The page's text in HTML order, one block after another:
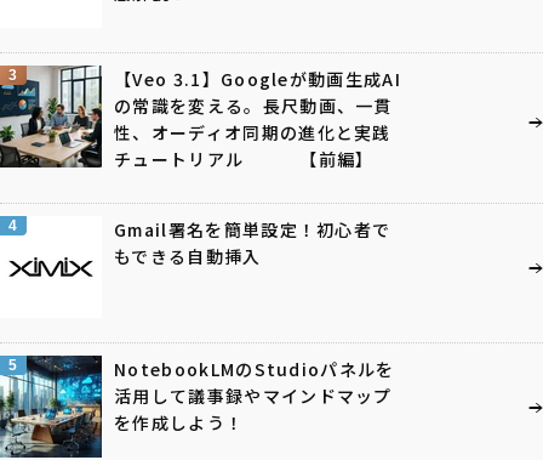
3
【Veo 3.1】Googleが動画生成AI
の常識を変える。長尺動画、一貫
性、オーディオ同期の進化と実践
チュートリアル 【前編】
4
Gmail署名を簡単設定！初心者で
もできる自動挿入
5
NotebookLMのStudioパネルを
活用して議事録やマインドマップ
を作成しよう！